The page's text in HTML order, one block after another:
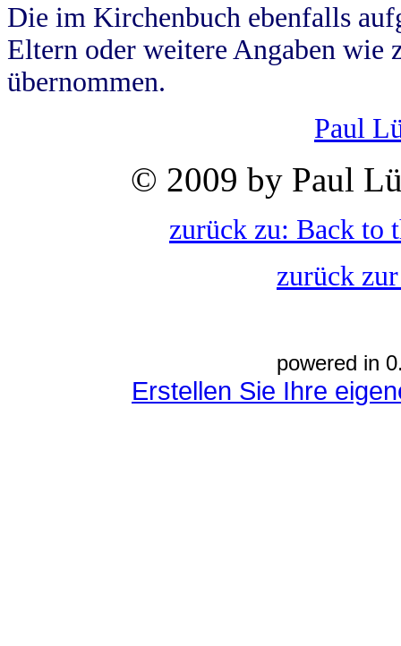
Die im Kirchenbuch ebenfalls
Eltern oder weitere Angaben wie
übernommen.
Paul
© 2009 by Paul
zurück zu: Back to
zurück
powered in
Erstellen Sie Ihre